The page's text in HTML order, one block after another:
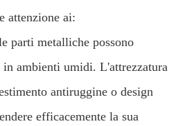
attenzione ai:
parti metalliche possono
ambienti umidi. L'attrezzatura
antiruggine o design
efficacemente la sua